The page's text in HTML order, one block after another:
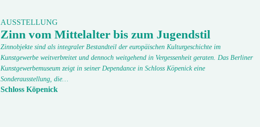
AUSSTELLUNG
Zinn vom Mittelalter bis zum Jugendstil
Zinnobjekte sind als integraler Bestandteil der europäischen Kulturgeschichte im
Kunstgewerbe weitverbreitet und dennoch weitgehend in Vergessenheit geraten. Das Berliner
Kunstgewerbemuseum zeigt in seiner Dependance in Schloss Köpenick eine
Sonderausstellung, die…
Schloss Köpenick